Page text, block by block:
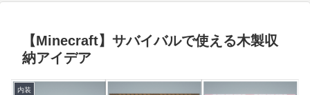
【Minecraft】サバイバルで使える木製収
納アイデア
内装